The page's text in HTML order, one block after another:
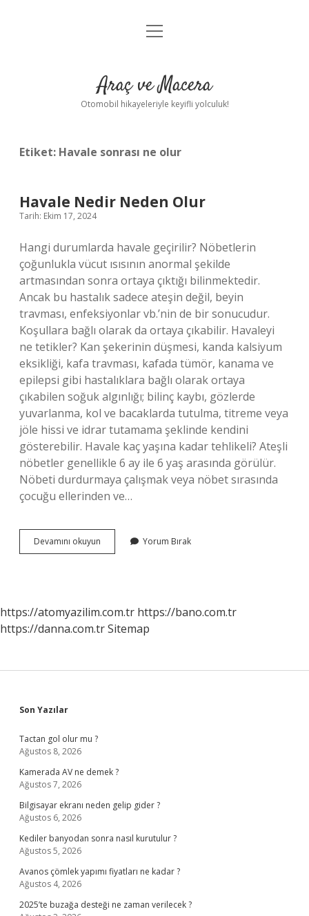
Anasayfa
Yasal Uyarı
menüyü
Araç ve Macera
Otomobil hikayeleriyle keyifli yolculuk!
Etiket: Havale sonrası ne olur
Havale Nedir Neden Olur
Tarih: Ekim 17, 2024
Hangi durumlarda havale geçirilir? Nöbetlerin
çoğunlukla vücut ısısının anormal şekilde
artmasından sonra ortaya çıktığı bilinmektedir.
Ancak bu hastalık sadece ateşin değil, beyin
travması, enfeksiyonlar vb.’nin de bir sonucudur.
Koşullara bağlı olarak da ortaya çıkabilir. Havaleyi
ne tetikler? Kan şekerinin düşmesi, kanda kalsiyum
eksikliği, kafa travması, kafada tümör, kanama ve
epilepsi gibi hastalıklara bağlı olarak ortaya
çıkabilen soğuk algınlığı; bilinç kaybı, gözlerde
yuvarlanma, kol ve bacaklarda tutulma, titreme veya
jöle hissi ve idrar tutamama şeklinde kendini
gösterebilir. Havale kaç yaşına kadar tehlikeli? Ateşli
nöbetler genellikle 6 ay ile 6 yaş arasında görülür.
Nöbeti durdurmaya çalışmak veya nöbet sırasında
çocuğu ellerinden ve…
Devamını okuyun
Nedir
Yorum Bırak
https://atomyazilim.com.tr https://bano.com.tr
https://danna.com.trSitemap
Sidebar
Son Yazılar
Tactan gol olur mu ?
Ağustos 8, 2026
Kamerada AV ne demek ?
Ağustos 7, 2026
Bilgisayar ekranı neden gelip gider ?
Ağustos 6, 2026
Kediler banyodan sonra nasıl kurutulur ?
Ağustos 5, 2026
Avanos çömlek yapımı fiyatları ne kadar ?
Ağustos 4, 2026
2025’te buzağa desteği ne zaman verilecek ?